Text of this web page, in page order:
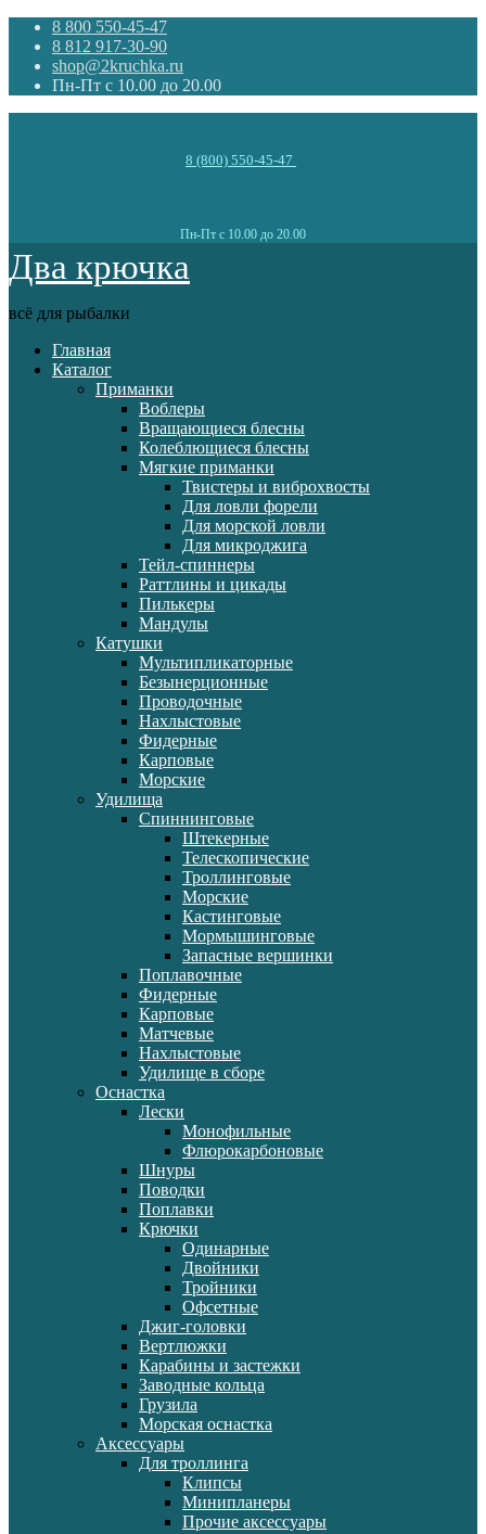
8 800 550-45-47
8 812 917-30-90
shop@2kruchka.ru
Пн-Пт с 10.00 до 20.00
8 (800) 550-45-47
Пн-Пт с 10.00 до 20.00
Два крючка
всё для рыбалки
Главная
Каталог
Приманки
Воблеры
Вращающиеся блесны
Колеблющиеся блесны
Мягкие приманки
Твистеры и виброхвосты
Для ловли форели
Для морской ловли
Для микроджига
Тейл-спиннеры
Раттлины и цикады
Пилькеры
Мандулы
Катушки
Мультипликаторные
Безынерционные
Проводочные
Нахлыстовые
Фидерные
Карповые
Морские
Удилища
Спиннинговые
Штекерные
Телескопические
Троллинговые
Морские
Кастинговые
Мормышинговые
Запасные вершинки
Поплавочные
Фидерные
Карповые
Матчевые
Нахлыстовые
Удилище в сборе
Оснастка
Лески
Монофильные
Флюрокарбоновые
Шнуры
Поводки
Поплавки
Крючки
Одинарные
Двойники
Тройники
Офсетные
Джиг-головки
Вертлюжки
Карабины и застежки
Заводные кольца
Грузила
Морская оснастка
Аксессуары
Для троллинга
Клипсы
Минипланеры
Прочие аксессуары